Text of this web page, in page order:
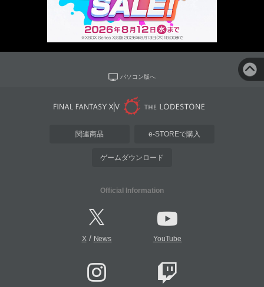
パソコン版へ
関連商品 e-STOREで購入
ゲームダウンロード
Official Information
X/ News YouTube